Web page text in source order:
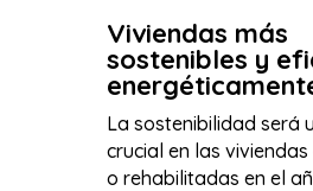
Viviendas más
sostenibles y
La sostenibilidad será
crucial en las
o rehabilitadas en el